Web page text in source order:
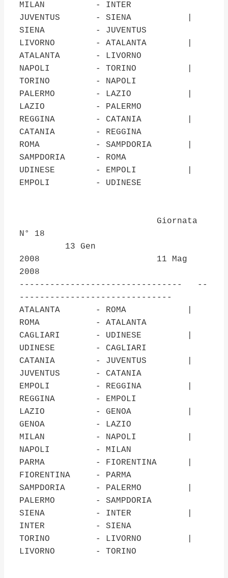
MILAN - INTER
JUVENTUS - SIENA |
SIENA - JUVENTUS
LIVORNO - ATALANTA |
ATALANTA - LIVORNO
NAPOLI - TORINO |
TORINO - NAPOLI
PALERMO - LAZIO |
LAZIO - PALERMO
REGGINA - CATANIA |
CATANIA - REGGINA
ROMA - SAMPDORIA |
SAMPDORIA - ROMA
UDINESE - EMPOLI |
EMPOLI - UDINESE
Giornata
N° 18
13 Gen
2008 11 Mag
2008
-------------------------------- --
------------------------------
ATALANTA - ROMA |
ROMA - ATALANTA
CAGLIARI - UDINESE |
UDINESE - CAGLIARI
CATANIA - JUVENTUS |
JUVENTUS - CATANIA
EMPOLI - REGGINA |
REGGINA - EMPOLI
LAZIO - GENOA |
GENOA - LAZIO
MILAN - NAPOLI |
NAPOLI - MILAN
PARMA - FIORENTINA |
FIORENTINA - PARMA
SAMPDORIA - PALERMO |
PALERMO - SAMPDORIA
SIENA - INTER |
INTER - SIENA
TORINO - LIVORNO |
LIVORNO - TORINO